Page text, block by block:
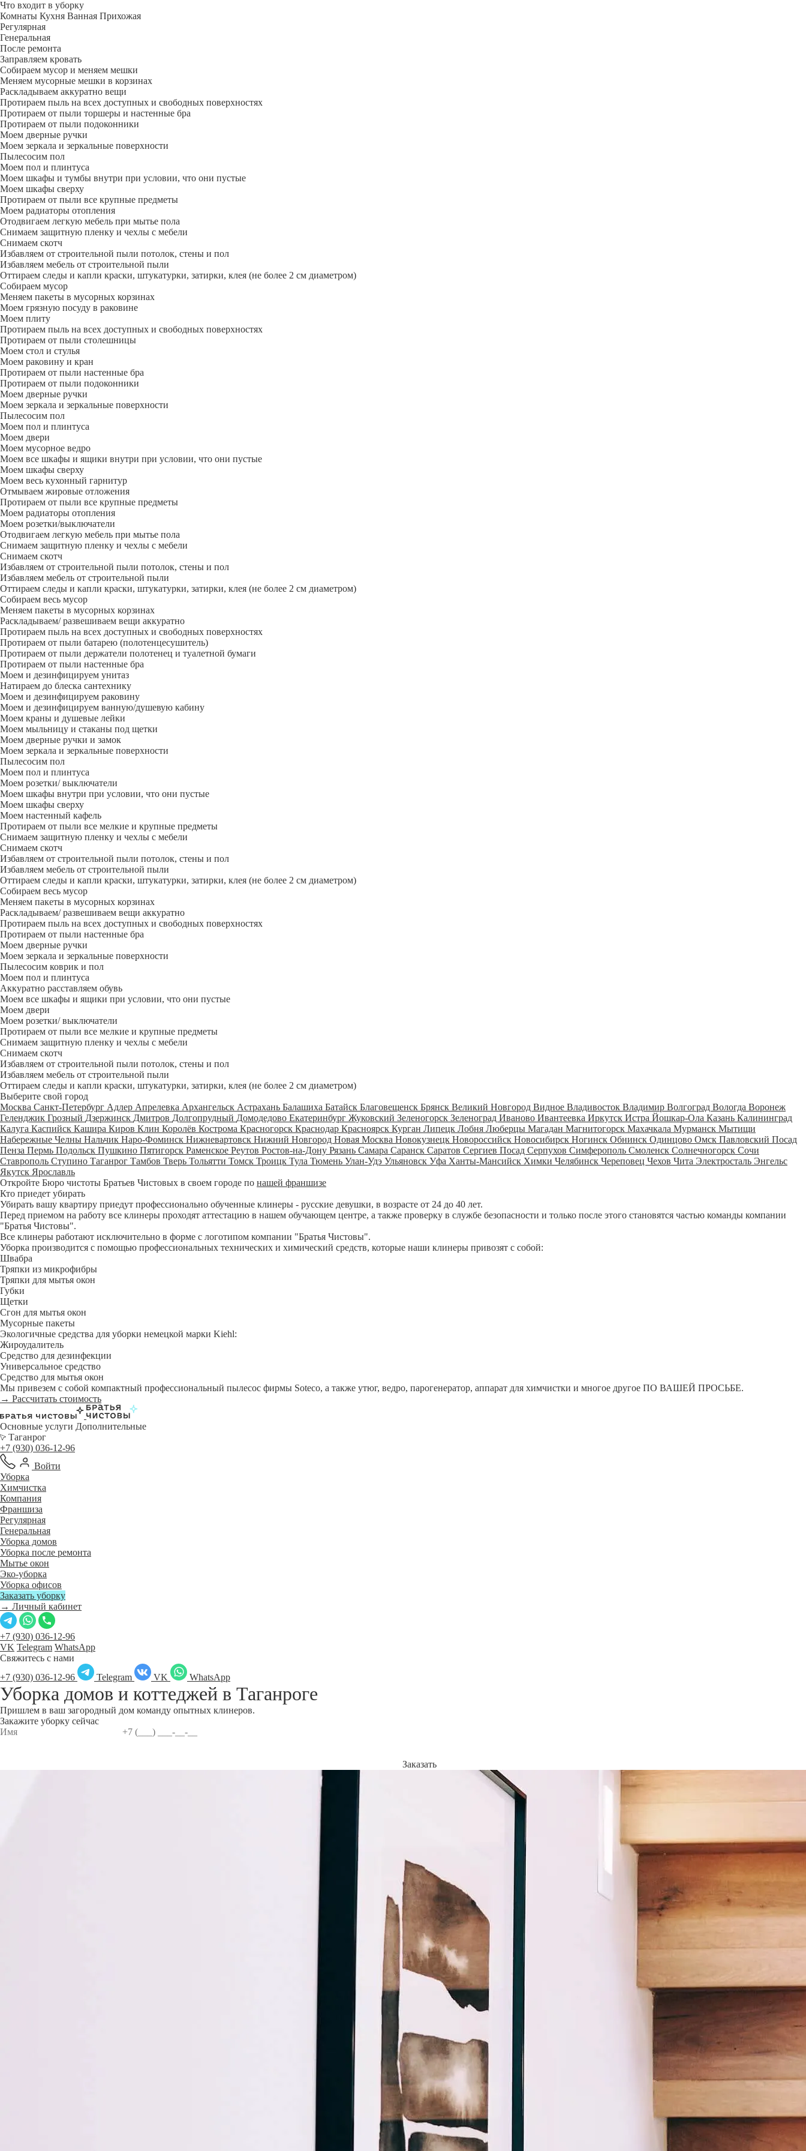
Что входит в уборку
Регу­лярная
Гене­ральная
После ремонта
Заправляем кровать
Собираем мусор и меняем мешки
Меняем мусорные мешки в корзинах
Раскладываем аккуратно вещи
Протираем пыль на всех доступных и свободных поверхностях
Протираем от пыли торшеры и настенные бра
Протираем от пыли подоконники
Моем дверные ручки
Моем зеркала и зеркальные поверхности
Пылесосим пол
Моем пол и плинтуса
Моем шкафы и тумбы внутри при условии, что они пустые
Моем шкафы сверху
Протираем от пыли все крупные предметы
Моем радиаторы отопления
Отодвигаем легкую мебель при мытье пола
Снимаем защитную пленку и чехлы с мебели
Снимаем скотч
Избавляем от строительной пыли потолок, стены и пол
Избавляем мебель от строительной пыли
Оттираем следы и капли краски, штукатурки, затирки, клея (не более 2 см диаметром)
Собираем мусор
Меняем пакеты в мусорных корзинах
Моем грязную посуду в раковине
Моем плиту
Протираем пыль на всех доступных и свободных поверхностях
Протираем от пыли столешницы
Моем стол и стулья
Моем раковину и кран
Протираем от пыли настенные бра
Протираем от пыли подоконники
Моем дверные ручки
Моем зеркала и зеркальные поверхности
Пылесосим пол
Моем пол и плинтуса
Моем двери
Моем мусорное ведро
Моем все шкафы и ящики внутри при условии, что они пустые
Моем шкафы сверху
Моем весь кухонный гарнитур
Отмываем жировые отложения
Протираем от пыли все крупные предметы
Моем радиаторы отопления
Моем розетки/выключатели
Отодвигаем легкую мебель при мытье пола
Снимаем защитную пленку и чехлы с мебели
Снимаем скотч
Избавляем от строительной пыли потолок, стены и пол
Избавляем мебель от строительной пыли
Оттираем следы и капли краски, штукатурки, затирки, клея (не более 2 см диаметром)
Собираем весь мусор
Меняем пакеты в мусорных корзинах
Раскладываем/ развешиваем вещи аккуратно
Протираем пыль на всех доступных и свободных поверхностях
Протираем от пыли батарею (полотенцесушитель)
Протираем от пыли держатели полотенец и туалетной бумаги
Протираем от пыли настенные бра
Моем и дезинфицируем унитаз
Натираем до блеска сантехнику
Моем и дезинфицируем раковину
Моем и дезинфицируем ванную/душевую кабину
Моем краны и душевые лейки
Моем мыльницу и стаканы под щетки
Моем дверные ручки и замок
Моем зеркала и зеркальные поверхности
Пылесосим пол
Моем пол и плинтуса
Моем розетки/ выключатели
Моем шкафы внутри при условии, что они пустые
Моем шкафы сверху
Моем настенный кафель
Протираем от пыли все мелкие и крупные предметы
Снимаем защитную пленку и чехлы с мебели
Снимаем скотч
Избавляем от строительной пыли потолок, стены и пол
Избавляем мебель от строительной пыли
Оттираем следы и капли краски, штукатурки, затирки, клея (не более 2 см диаметром)
Собираем весь мусор
Меняем пакеты в мусорных корзинах
Раскладываем/ развешиваем вещи аккуратно
Протираем пыль на всех доступных и свободных поверхностях
Протираем от пыли настенные бра
Моем дверные ручки
Моем зеркала и зеркальные поверхности
Пылесосим коврик и пол
Моем пол и плинтуса
Аккуратно расставляем обувь
Моем все шкафы и ящики при условии, что они пустые
Моем двери
Моем розетки/ выключатели
Протираем от пыли все мелкие и крупные предметы
Снимаем защитную пленку и чехлы с мебели
Снимаем скотч
Избавляем от строительной пыли потолок, стены и пол
Избавляем мебель от строительной пыли
Оттираем следы и капли краски, штукатурки, затирки, клея (не более 2 см диаметром)
Выберите свой город
Москва Санкт-Петербург Адлер Апрелевка Архангельск Астрахань Балашиха Батайск Благовещенск Брянск Великий Новгород Видное Владивосток Владимир Волгоград Вологда Воронеж
Геленджик Грозный Дзержинск Дмитров Долгопрудный Домодедово Екатеринбург Жуковский Зеленогорск Зеленоград Иваново Ивантеевка Иркутск Истра Йошкар-Ола Казань Калининград
Калуга Каспийск Кашира Киров Клин Королёв Кострома Красногорск Краснодар Красноярск Курган Липецк Лобня Люберцы Магадан Магнитогорск Махачкала Мурманск Мытищи
Набережные Челны Нальчик Наро-Фоминск Нижневартовск Нижний Новгород Новая Москва Новокузнецк Новороссийск Новосибирск Ногинск Обнинск Одинцово Омск Павловский Посад
Пенза Пермь Подольск Пушкино Пятигорск Раменское Реутов Ростов-на-Дону Рязань Самара Саранск Саратов Сергиев Посад Серпухов Симферополь Смоленск Солнечногорск Сочи
Ставрополь Ступино Таганрог Тамбов Тверь Тольятти Томск Троицк Тула Тюмень Улан-Удэ Ульяновск Уфа Ханты-Мансийск Химки Челябинск Череповец Чехов Чита Электросталь Энгельс
Якутск Ярославль
Откройте Бюро чистоты Братьев Чистовых в своем городе по нашей франшизе
Кто приедет убирать
Убирать вашу квартиру приедут профессионально обученные клинеры - русские девушки, в возрасте от 24 до 40 лет.
Перед приемом на работу все клинеры проходят аттестацию в нашем обучающем центре, а также проверку в службе безопасности и только после этого становятся частью команды компании
"Братья Чистовы".
Все клинеры работают исключительно в форме с логотипом компании "Братья Чистовы".
Уборка производится с помощью профессиональных технических и химический средств, которые наши клинеры привозят с собой:
Швабра
Тряпки из микрофибры
Тряпки для мытья окон
Губки
Щетки
Сгон для мытья окон
Мусорные пакеты
Экологичные средства для уборки немецкой марки Kiehl:
Жироудалитель
Средство для дезинфекции
Универсальное средство
Средство для мытья окон
Мы привезем с собой компактный профессиональный пылесос фирмы Soteco, а также утюг, ведро, парогенератор, аппарат для химчистки и многое другое ПО ВАШЕЙ ПРОСЬБЕ.
→ Рассчитать стоимость
Основные услуги Дополнительные
Таганрог
+7 (930) 036-12-96
Войти
Уборка
Химчистка
Компания
Франшиза
Регулярная
Генеральная
Уборка домов
Уборка после ремонта
Мытье окон
Эко-уборка
Уборка офисов
Заказать уборку
→ Личный кабинет
+7 (930) 036-12-96
VK Telegram WhatsApp
Свяжитесь с нами
+7 (930) 036-12-96
Telegram VK WhatsApp
Уборка домов и коттеджей в Таганроге
Пришлем в ваш загородный дом команду опытных клинеров.
Закажите уборку сейчас
Заказать